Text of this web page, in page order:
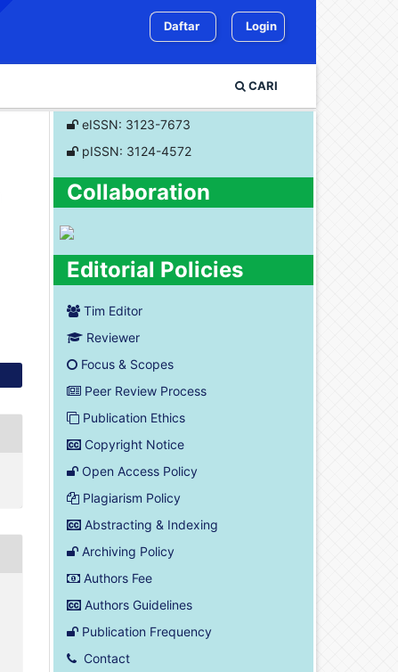
CARI
Daftar Login
eISSN: 3123-7673
pISSN: 3124-4572
Collaboration
Editorial Policies
Tim Editor
Reviewer
Focus & Scopes
Peer Review Process
Publication Ethics
Copyright Notice
Open Access Policy
Plagiarism Policy
Abstracting & Indexing
Archiving Policy
Authors Fee
Authors Guidelines
Publication Frequency
Contact